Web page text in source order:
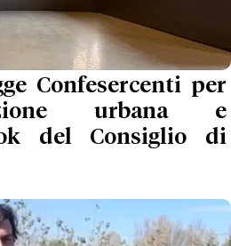
Confesercenti per
urbana e
del Consiglio di